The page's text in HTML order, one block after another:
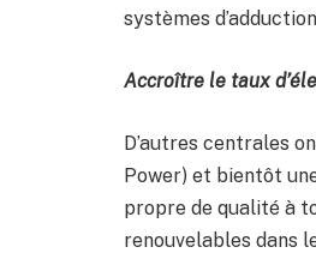
systèmes
Accroître le taux
D’autres centrales
Power) et bientôt une
propre de qualité à
renouvelables dans